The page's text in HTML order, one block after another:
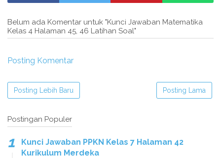
Belum ada Komentar untuk "Kunci Jawaban Matematika
Kelas 4 Halaman 45, 46 Latihan Soal"
Posting Komentar
Posting Lebih Baru Posting Lama
Postingan Populer
Kunci Jawaban PPKN Kelas 7 Halaman 42
Kurikulum Merdeka